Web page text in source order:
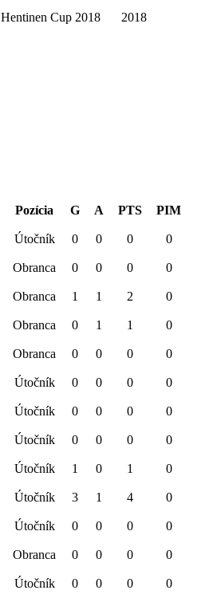
Hentinen Cup 2018 2018
Pozícia G A PTS PIM
Útočník 0 0 0 0
Obranca 0 0 0 0
Obranca 1 1 2 0
Obranca 0 1 1 0
Obranca 0 0 0 0
Útočník 0 0 0 0
Útočník 0 0 0 0
Útočník 0 0 0 0
Útočník 1 0 1 0
Útočník 3 1 4 0
Útočník 0 0 0 0
Obranca 0 0 0 0
Útočník 0 0 0 0